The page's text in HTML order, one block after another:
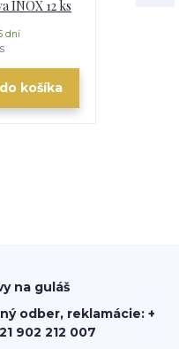
INOX 12 ks
dní
košíka
na guláš
odber, reklamácie: +
902 212 007